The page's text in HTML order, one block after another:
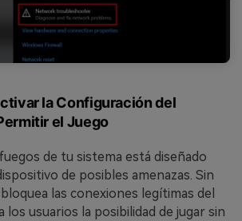
la Configuración del
el Juego
de tu sistema está diseñado
de posibles amenazas. Sin
las conexiones legítimas del
los usuarios la posibilidad de jugar sin